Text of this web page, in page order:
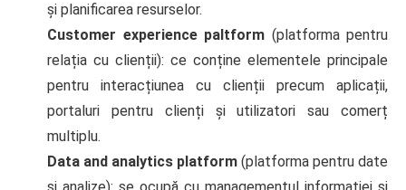
și planificarea resurselor.
Customer experience paltform (platforma pentru
relația cu clienții): ce conține elementele principale
pentru interacțiunea cu clienții precum aplicații,
portaluri pentru clienți și utilizatori sau comerț
multiplu.
Data and analytics platform (platforma pentru date